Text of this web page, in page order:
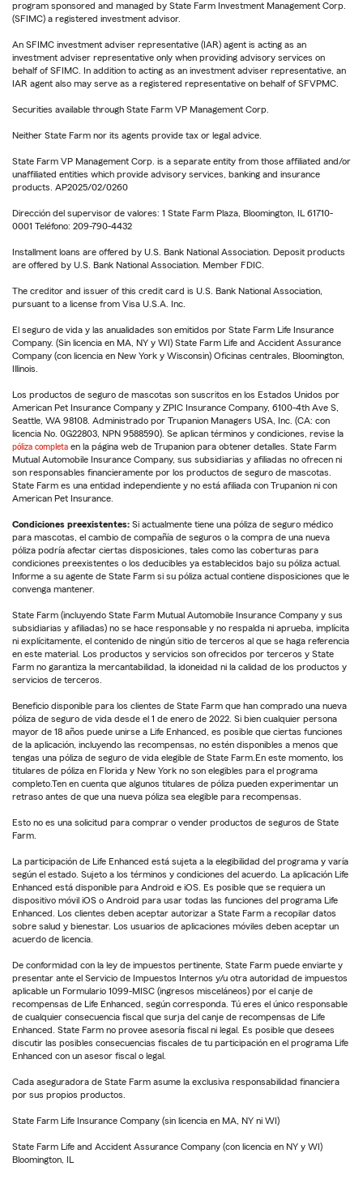
program sponsored and managed by State Farm Investment Management Corp.
(SFIMC) a registered investment advisor.
An SFIMC investment adviser representative (IAR) agent is acting as an
investment adviser representative only when providing advisory services on
behalf of SFIMC. In addition to acting as an investment adviser representative, an
IAR agent also may serve as a registered representative on behalf of SFVPMC.
Securities available through State Farm VP Management Corp.
Neither State Farm nor its agents provide tax or legal advice.
State Farm VP Management Corp. is a separate entity from those affiliated and/or
unaffiliated entities which provide advisory services, banking and insurance
products. AP2025/02/0260
Dirección del supervisor de valores: 1 State Farm Plaza, Bloomington, IL 61710-
0001 Teléfono: 209-790-4432
Installment loans are offered by U.S. Bank National Association. Deposit products
are offered by U.S. Bank National Association. Member FDIC.
The creditor and issuer of this credit card is U.S. Bank National Association,
pursuant to a license from Visa U.S.A. Inc.
El seguro de vida y las anualidades son emitidos por State Farm Life Insurance
Company. (Sin licencia en MA, NY y WI) State Farm Life and Accident Assurance
Company (con licencia en New York y Wisconsin) Oficinas centrales, Bloomington,
Illinois.
Los productos de seguro de mascotas son suscritos en los Estados Unidos por
American Pet Insurance Company y ZPIC Insurance Company, 6100-4th Ave S,
Seattle, WA 98108. Administrado por Trupanion Managers USA, Inc. (CA: con
licencia No. 0G22803, NPN 9588590). Se aplican términos y condiciones, revise la
póliza completa en la página web de Trupanion para obtener detalles. State Farm
Mutual Automobile Insurance Company, sus subsidiarias y afiliadas no ofrecen ni
son responsables financieramente por los productos de seguro de mascotas.
State Farm es una entidad independiente y no está afiliada con Trupanion ni con
American Pet Insurance.
Condiciones preexistentes: Si actualmente tiene una póliza de seguro médico
para mascotas, el cambio de compañía de seguros o la compra de una nueva
póliza podría afectar ciertas disposiciones, tales como las coberturas para
condiciones preexistentes o los deducibles ya establecidos bajo su póliza actual.
Informe a su agente de State Farm si su póliza actual contiene disposiciones que le
convenga mantener.
State Farm (incluyendo State Farm Mutual Automobile Insurance Company y sus
subsidiarias y afiliadas) no se hace responsable y no respalda ni aprueba, implícita
ni explícitamente, el contenido de ningún sitio de terceros al que se haga referencia
en este material. Los productos y servicios son ofrecidos por terceros y State
Farm no garantiza la mercantabilidad, la idoneidad ni la calidad de los productos y
servicios de terceros.
Beneficio disponible para los clientes de State Farm que han comprado una nueva
póliza de seguro de vida desde el 1 de enero de 2022. Si bien cualquier persona
mayor de 18 años puede unirse a Life Enhanced, es posible que ciertas funciones
de la aplicación, incluyendo las recompensas, no estén disponibles a menos que
tengas una póliza de seguro de vida elegible de State Farm.En este momento, los
titulares de póliza en Florida y New York no son elegibles para el programa
completo.Ten en cuenta que algunos titulares de póliza pueden experimentar un
retraso antes de que una nueva póliza sea elegible para recompensas.
Esto no es una solicitud para comprar o vender productos de seguros de State
Farm.
La participación de Life Enhanced está sujeta a la elegibilidad del programa y varía
según el estado. Sujeto a los términos y condiciones del acuerdo. La aplicación Life
Enhanced está disponible para Android e iOS. Es posible que se requiera un
dispositivo móvil iOS o Android para usar todas las funciones del programa Life
Enhanced. Los clientes deben aceptar autorizar a State Farm a recopilar datos
sobre salud y bienestar. Los usuarios de aplicaciones móviles deben aceptar un
acuerdo de licencia.
De conformidad con la ley de impuestos pertinente, State Farm puede enviarte y
presentar ante el Servicio de Impuestos Internos y/u otra autoridad de impuestos
aplicable un Formulario 1099-MISC (ingresos misceláneos) por el canje de
recompensas de Life Enhanced, según corresponda. Tú eres el único responsable
de cualquier consecuencia fiscal que surja del canje de recompensas de Life
Enhanced. State Farm no provee asesoría fiscal ni legal. Es posible que desees
discutir las posibles consecuencias fiscales de tu participación en el programa Life
Enhanced con un asesor fiscal o legal.
Cada aseguradora de State Farm asume la exclusiva responsabilidad financiera
por sus propios productos.
State Farm Life Insurance Company (sin licencia en MA, NY ni WI)
State Farm Life and Accident Assurance Company (con licencia en NY y WI)
Bloomington, IL